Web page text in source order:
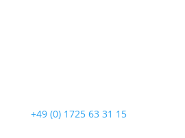
+49 (0) 1725 63 31 15